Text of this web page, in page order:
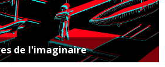
de l'imaginaire